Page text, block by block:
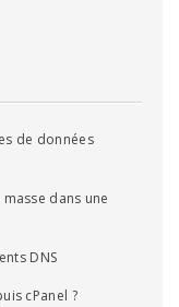
de données
dans une
DNS
cPanel ?